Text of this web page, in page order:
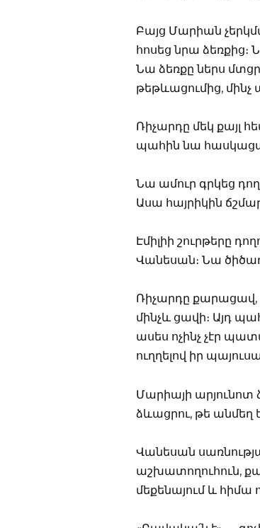
Բայց Մարիան
հոսեց նրա
Նա ձեռքը ներս
թեթևացումից, մինչ
Ռիչարդը մեկ քայլ
պահին նա
Նա ամուր գրկեց
Ասա հայրիկին
Էմիլիի շուրթերը
Վանեսան։ Նա
Ռիչարդը քարացավ,
մինչև ցավի։ Այդ
ասես ոչինչ չէր
ուղղելով իր
Մարիայի արյունոտ
ձևացրու, թե անմեղ
Վանեսան
աշխատողուհուն,
մեքենայում և հիմա